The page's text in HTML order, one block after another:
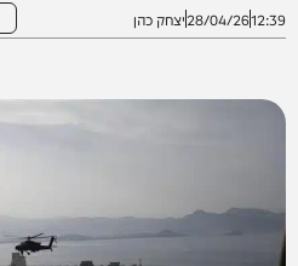
12:39
28/04/26יצחק כהן